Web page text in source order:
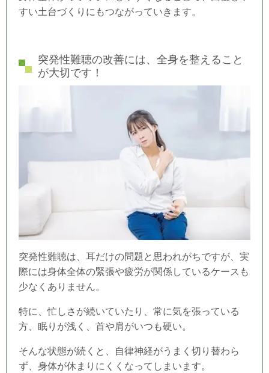
すい土台づくりにもつながっていきます。
突発性難聴の改善には、全身を整えること
が大切です！
突発性難聴は、耳だけの問題と思われがちですが、実
際には身体全体の緊張や疲労が関係しているケースも
少なくありません。
特に、忙しさが続いていたり、 常に気を張っている
方、 眠りが浅く、 首や肩がいつも硬い。
そんな状態が続くと、自律神経がうまく切り替わら
ず、身体が休まりにくくなってしまいます。